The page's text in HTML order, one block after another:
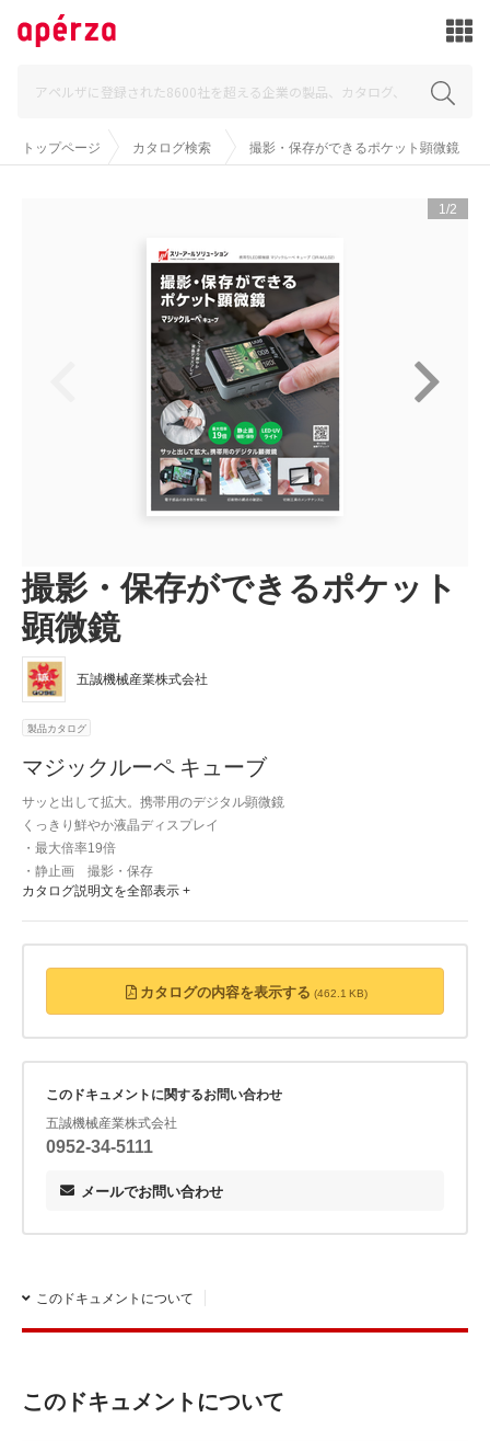
トップページ カタログ検索 撮影・保存ができるポケット顕微鏡

1/2
撮影・保存ができるポケット
顕微鏡
五誠機械産業株式会社
製品カタログ
マジックルーペ キューブ
サッと出して拡大。携帯用のデジタル顕微鏡
くっきり鮮やか液晶ディスプレイ
・最大倍率19倍
・静止画　撮影・保存
・LED、UVライト
電子部品の抜き取りに
切削工具のメンテナンスに
カタログ説明文を全部表示 +
カタログの内容を表示する(462.1 KB)
このドキュメントに関するお問い合わせ
五誠機械産業株式会社
0952-34-5111
メールでお問い合わせ
このドキュメントについて
このドキュメントについて